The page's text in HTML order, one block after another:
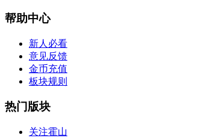
帮助中心
新人必看
意见反馈
金币充值
板块规则
热门版块
关注霍山